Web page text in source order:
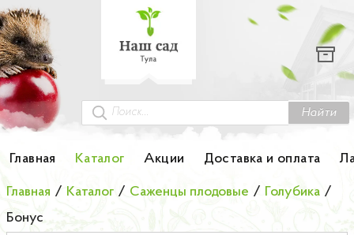
Найти
Главная Каталог Акции Доставка и оплата
Каталог
Гортензии
Грунты
Колоновидные деревья
Лук-севок
Главная / Каталог / Саженцы плодовые / Голубика /
Бонус